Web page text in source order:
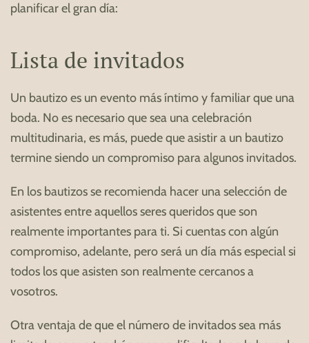
planificar el gran día:
Lista de invitados
Un bautizo es un evento más íntimo y familiar que una
boda. No es necesario que sea una celebración
multitudinaria, es más, puede que asistir a un bautizo
termine siendo un compromiso para algunos invitados.
En los bautizos se recomienda hacer una selección de
asistentes entre aquellos seres queridos que son
realmente importantes para ti. Si cuentas con algún
compromiso, adelante, pero será un día más especial si
todos los que asisten son realmente cercanos a
vosotros.
Otra ventaja de que el número de invitados sea más